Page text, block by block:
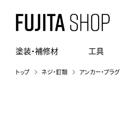
塗装・補修材 工具
トップ ネジ・釘類 アンカー・プラグ